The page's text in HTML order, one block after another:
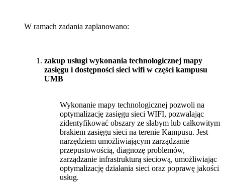
W ramach zadania zaplanowano:
zakup usługi wykonania technologicznej mapy
zasięgu i dostępności sieci wifi w części kampusu
UMB
Wykonanie mapy technologicznej pozwoli na
optymalizację zasięgu sieci WIFI, pozwalając
zidentyfikować obszary ze słabym lub całkowitym
brakiem zasięgu sieci na terenie Kampusu. Jest
narzędziem umożliwiającym zarządzanie
przepustowością, diagnozę problemów,
zarządzanie infrastrukturą sieciową, umożliwiając
optymalizację działania sieci oraz poprawę jakości
usług.